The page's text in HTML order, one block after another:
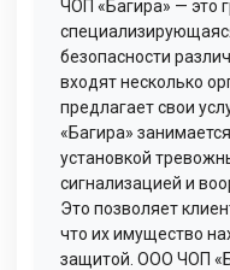
ЧОП «Багира» — это
безопасности
входят несколько
предлагает свои
«Багира»
установкой
сигнализацией и
Это позволяет
что их имущество
защитой. ООО ЧОП